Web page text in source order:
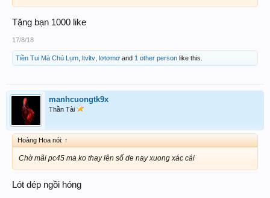
Tặng bạn 1000 like
17/8/18
Tiền Tui Mà Chú Lụm ltvltv lơtơmơ and 1 other person like this.
manhcuongtk9x
Thần Tài
Hoàng Hoa nói: ↑
Chờ mãi pc45 ma ko thay lên số de nay xuong xác cái
Lót dép ngồi hóng